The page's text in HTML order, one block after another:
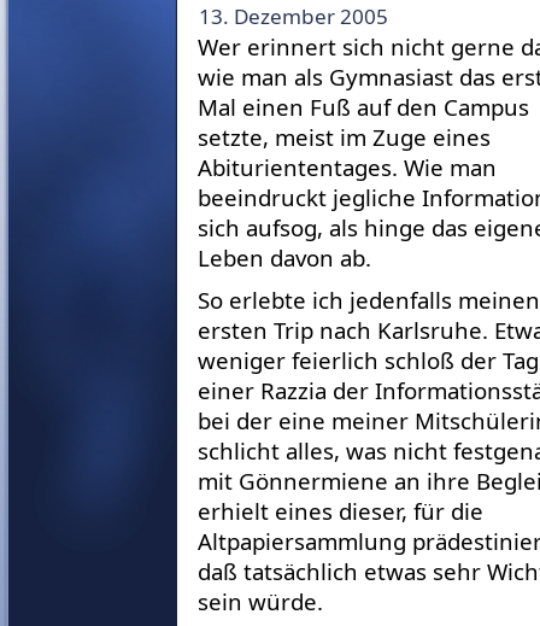
13. Dezember 2005
Wer erinnert sich nicht gerne
wie man als Gymnasiast das
Mal einen Fuß auf den Campus
setzte, meist im Zuge eines
Abituriententages. Wie man
beeindruckt jegliche
sich aufsog, als hinge das
Leben davon ab.
So erlebte ich jedenfalls meinen
ersten Trip nach Karlsruhe.
weniger feierlich schloß der
einer Razzia der
bei der eine meiner
schlicht alles, was nicht
mit Gönnermiene an ihre
erhielt eines dieser, für die
Altpapiersammlung
daß tatsächlich etwas sehr
sein würde.